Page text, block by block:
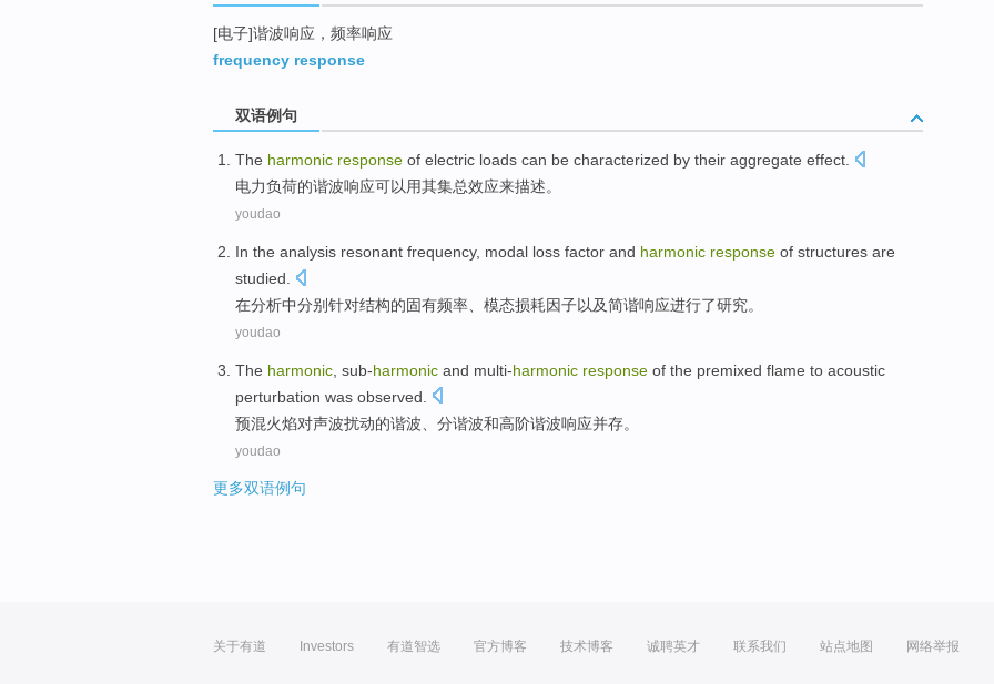
[电子]谐波响应，频率响应
frequency response
双语例句
The harmonic response of electric loads can be characterized by their aggregate effect
电力负荷的谐波响应可以 用其集总效应来描述。
youdao
In the analysis resonant frequency, modal loss factor and harmonic response of structures are
studied
在分析中分别针对结构的固有频率 模态损耗因子以及简谐响应进行了研究。
youdao
The harmonic sub-harmonic and multi-harmonic response of the premixed flame to acoustic
perturbation was observed.
预混火焰对声波扰动的谐波 、分谐波和高阶谐波响应并存。
youdao
更多双语例句
关于有道 Investors 有道智选 官方博客 技术博客 诚聘英才 联系我们 站点地图 网络举报